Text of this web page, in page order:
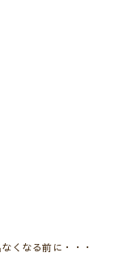
くなる前に・・・